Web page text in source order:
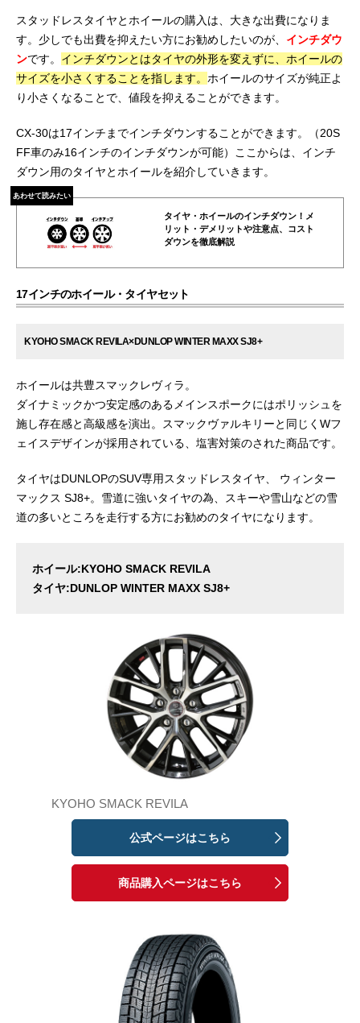
スタッドレスタイヤとホイールの購入は、大きな出費になりま
す。少しでも出費を抑えたい方にお勧めしたいのが、 インチダウ
ンです。 インチダウンとはタイヤの外形を変えずに、ホイールの
サイズを小さくすることを指します。 ホイールのサイズが純正よ
り小さくなることで、値段を抑えることができます。
CX-30は17インチまでインチダウンすることができます。（20S
FF車のみ16インチのインチダウンが可能）ここからは、インチ
ダウン用のタイヤとホイールを紹介していきます。
あわせて読みたい
タイヤ・ホイールのインチダウン！メ
リット・デメリットや注意点、コスト
ダウンを徹底解説
17インチのホイール・タイヤセット
KYOHO SMACK REVILA×DUNLOP WINTER MAXX SJ8+
ホイールは共豊スマックレヴィラ。
ダイナミックかつ安定感のあるメインスポークにはポリッシュを
施し存在感と高級感を演出。スマックヴァルキリーと同じくWフ
ェイスデザインが採用されている、塩害対策のされた商品です。
タイヤはDUNLOPのSUV専用スタッドレスタイヤ、 ウィンター
マックス SJ8+。雪道に強いタイヤの為、スキーや雪山などの雪
道の多いところを走行する方にお勧めのタイヤになります。
ホイール:KYOHO SMACK REVILA
タイヤ:DUNLOP WINTER MAXX SJ8+
KYOHO SMACK REVILA
公式ページはこちら
商品購入ページはこちら